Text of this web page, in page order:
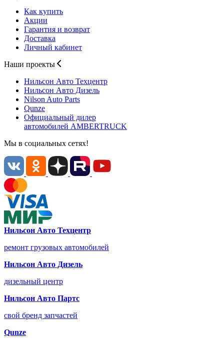
Как купить
Акции
Гарантия и возврат
Доставка
Личный кабинет
Наши проекты
Нильсон Авто Техцентр
Нильсон Авто Дизель
Nilson Auto Parts
Qunze
Официальный дилер
автомобилей AMBERTRUCK
Мы в социальных сетях!
Нильсон Авто Техцентр
ремонт грузовых автомобилей
Нильсон Авто Дизель
дизельный центр
Нильсон Авто Партс
свой бренд запчастей
Qunze